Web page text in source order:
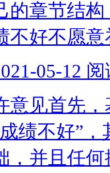
的章节结
不好不愿
05-12 阅
意见首先
绩不好”
，并且任